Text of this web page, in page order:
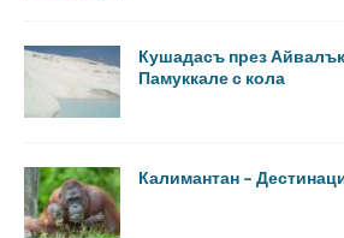
Кушадасъ през
Памуккале с кола
Калимантан –